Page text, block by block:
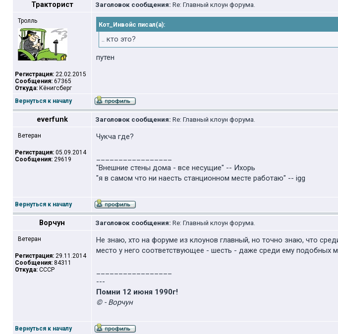
Тракторист Заголовок сообщения: Re: Главный клоун форума.
Тролль
Регистрация: 22.02.2015
Сообщения: 67365
Откуда: Кёнигсберг
Кот_Инвойс писал(а):
.. кто это?
путен
Вернуться к началу
everfunk Заголовок сообщения: Re: Главный клоун форума.
Ветеран
Регистрация: 05.09.2014
Сообщения: 29619
Чукча где?
"Внешние стены дома - все несущие" -- Ихорь
"я в самом что ни наесть станционном месте работаю" -- igg
Вернуться к началу
Ворчун Заголовок сообщения: Re: Главный клоун форума.
Ветеран
Регистрация: 29.11.2014
Сообщения: 84311
Откуда: СССР
Не знаю, хто на форуме из клоунов главный, но точно знаю, что
место у него соответствующее - шесть - даже среди ему подобных
---
Помни 12 июня 1990г!
© - Ворчун
Вернуться к началу